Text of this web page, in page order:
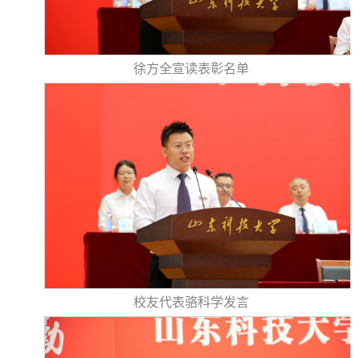
徐方全宣读表彰名单
校友代表骆科学发言